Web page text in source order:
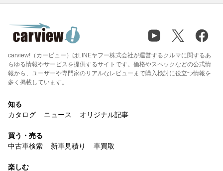
carview!（カービュー）はLINEヤフー株式会社が運営するクルマに関するあ
らゆる情報やサービスを提供するサイトです。価格やスペックなどの公式情
報から、ユーザーや専門家のリアルなレビューまで購入検討に役立つ情報を
多く掲載しています。
知る
カタログ
ニュース オリジナル記事
買う・売る
中古車検索
新車見積り 車買取
楽しむ